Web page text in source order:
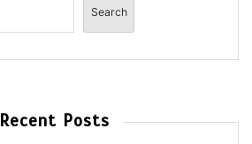
Search
Recent Posts